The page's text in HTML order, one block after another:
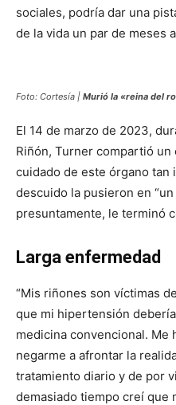
sociales, podría dar una
de la vida un par de meses
Foto: Cortesía | Murió la «reina del
El 14 de marzo de 2023,
Riñón, Turner compartió
cuidado de este órgano tan
descuido la pusieron en
presuntamente, le terminó
Larga enfermedad
“Mis riñones son víctimas
que mi hipertensión
medicina convencional. Me
negarme a afrontar la
tratamiento diario y de por
demasiado tiempo creí que